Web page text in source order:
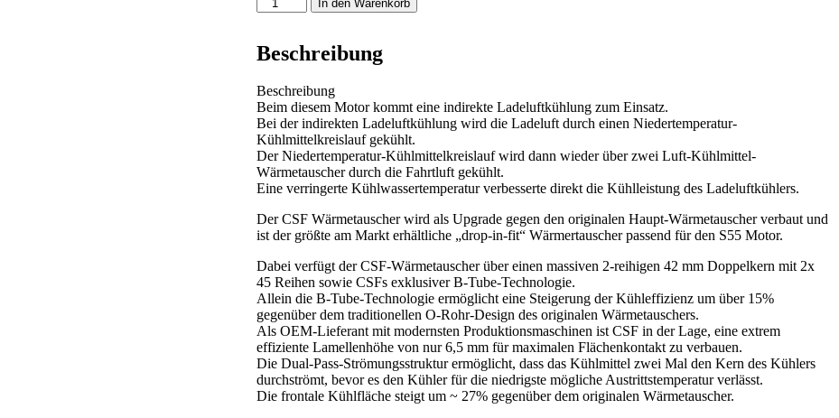
Wärmetauscher
für
BMW
Competition
M3
F80
M4
F82
F83
(
S55
Motor
)
Menge
In den Warenkorb
Beschreibung
Beschreibung
Beim diesem Motor kommt eine indirekte Ladeluftkühlung zum Einsatz.
Bei der indirekten Ladeluftkühlung wird die Ladeluft durch einen Niedertemperatur-
Kühlmittelkreislauf gekühlt.
Der Niedertemperatur-Kühlmittelkreislauf wird dann wieder über zwei Luft-Kühlmittel-
Wärmetauscher durch die Fahrtluft gekühlt.
Eine verringerte Kühlwassertemperatur verbesserte direkt die Kühlleistung des Ladeluftkühlers.
Der CSF Wärmetauscher wird als Upgrade gegen den originalen Haupt-Wärmetauscher verbaut und
ist der größte am Markt erhältliche „drop-in-fit“ Wärmertauscher passend für den S55 Motor.
Dabei verfügt der CSF-Wärmetauscher über einen massiven 2-reihigen 42 mm Doppelkern mit 2x
45 Reihen sowie CSFs exklusiver B-Tube-Technologie.
Allein die B-Tube-Technologie ermöglicht eine Steigerung der Kühleffizienz um über 15%
gegenüber dem traditionellen O-Rohr-Design des originalen Wärmetauschers.
Als OEM-Lieferant mit modernsten Produktionsmaschinen ist CSF in der Lage, eine extrem
effiziente Lamellenhöhe von nur 6,5 mm für maximalen Flächenkontakt zu verbauen.
Die Dual-Pass-Strömungsstruktur ermöglicht, dass das Kühlmittel zwei Mal den Kern des Kühlers
durchströmt, bevor es den Kühler für die niedrigste mögliche Austrittstemperatur verlässt.
Die frontale Kühlfläche steigt um ~ 27% gegenüber dem originalen Wärmetauscher.